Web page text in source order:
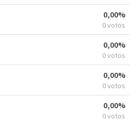
0,00%
0 votos
0,00%
0 votos
0,00%
0 votos
0,00%
0 votos